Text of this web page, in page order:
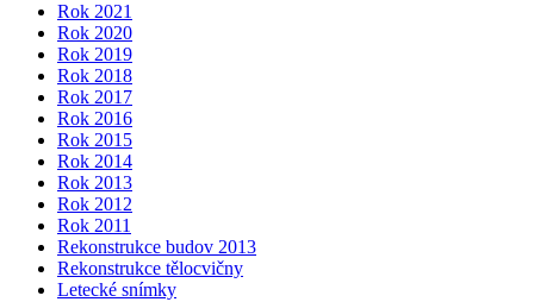
Rok 2021
Rok 2020
Rok 2019
Rok 2018
Rok 2017
Rok 2016
Rok 2015
Rok 2014
Rok 2013
Rok 2012
Rok 2011
Rekonstrukce budov 2013
Rekonstrukce tělocvičny
Letecké snímky